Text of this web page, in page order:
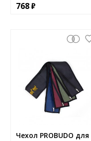
768
Чехол PROBUDO для